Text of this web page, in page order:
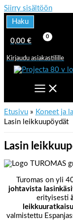
Siirry sisältöön
Haku
0,00 €
Kirjaudu asiakastilille
Etusivu Koneet ja
Lasin leikkuupöydät
Lasin
Turomas on yli
johtavista
erityisesti
valmistettu